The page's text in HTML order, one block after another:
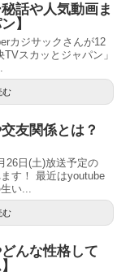
話や人気動画ま
】
カジサックさんが12
スカッとジャパン」
む
友関係とは？
26日(土)放送予定の
す！ 最近はyoutube
い...
む
んな性格して